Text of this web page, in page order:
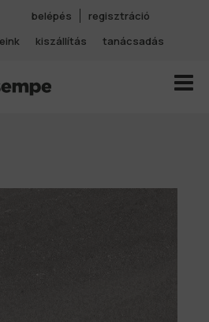
belépés
regisztráció
kiszállítás tanácsadás